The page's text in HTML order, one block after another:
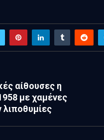
αίθουσες η
με χαμένες